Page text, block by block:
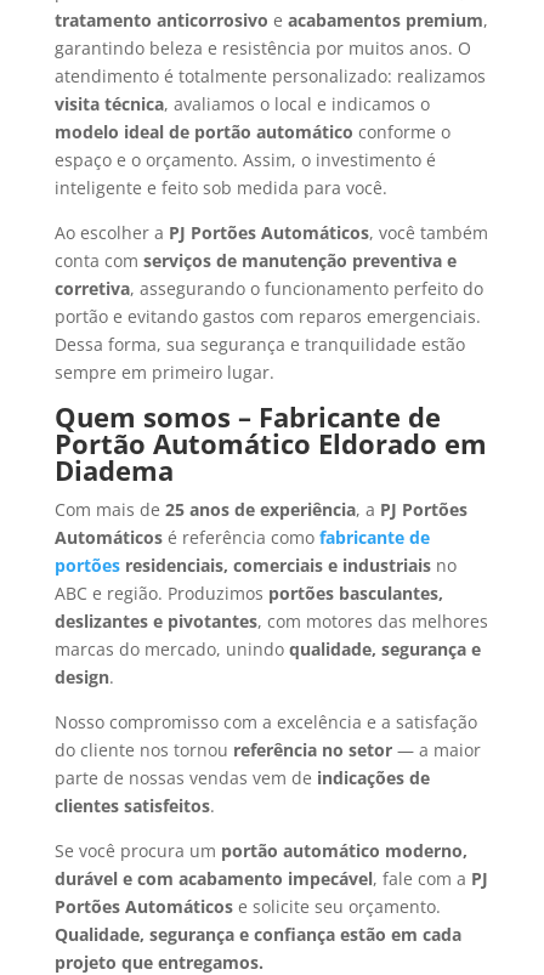
tratamento anticorrosivo e acabamentos premium,
garantindo beleza e resistência por muitos anos. O
atendimento é totalmente personalizado: realizamos
visita técnica, avaliamos o local e indicamos o
modelo ideal de portão automático conforme o
espaço e o orçamento. Assim, o investimento é
inteligente e feito sob medida para você.
Ao escolher a PJ Portões Automáticos, você também
conta com serviços de manutenção preventiva e
corretiva, assegurando o funcionamento perfeito do
portão e evitando gastos com reparos emergenciais.
Dessa forma, sua segurança e tranquilidade estão
sempre em primeiro lugar.
Quem somos – Fabricante de
Portão Automático Eldorado em
Diadema
Com mais de 25 anos de experiência, a PJ Portões
Automáticosé referência como fabricante de
portõesresidenciais, comerciais e industriaisno
ABC e região. Produzimos portões basculantes,
deslizantes e pivotantes, com motores das melhores
marcas do mercado, unindo qualidade, segurança e
design.
Nosso compromisso com a excelência e a satisfação
do cliente nos tornou referência no setor— a maior
parte de nossas vendas vem de indicações de
clientes satisfeitos.
Se você procura um portão automático moderno,
durável e com acabamento impecável, fale com a PJ
Portões Automáticose solicite seu orçamento.
Qualidade, segurança e confiança estão em cada
projeto que entregamos.